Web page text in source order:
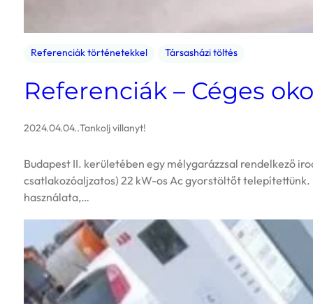
Referenciák történetekkel Társasházi töltés
Referenciák – Céges
2024.04.04..Tankolj villanyt!
Budapest II. kerületében egy mélygarázzsal rendelkező
csatlakozóaljzatos) 22 kW-os Ac gyorstöltőt
használata,…